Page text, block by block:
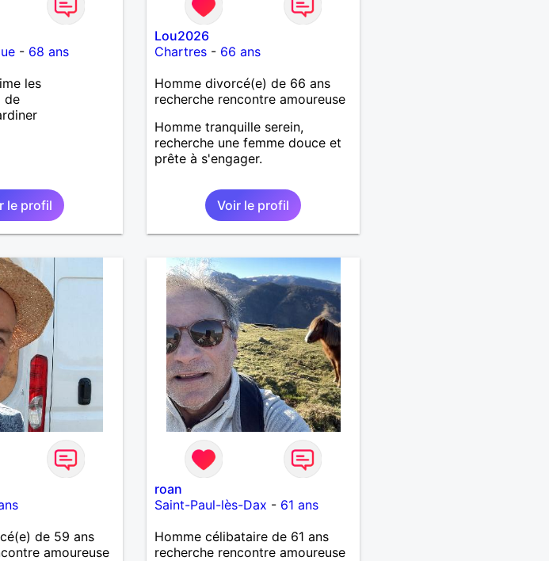
- 68 ans
les
de
le profil
Lou2026
Chartres - 66 ans
Homme divorcé(e) de 66 ans
recherche rencontre amoureuse
Homme tranquille serein,
recherche une femme douce et
prête à s'engager.
Voir le profil
de 59 ans
amoureuse
roan
Saint-Paul-lès-Dax - 61 ans
Homme célibataire de 61 ans
recherche rencontre amoureuse